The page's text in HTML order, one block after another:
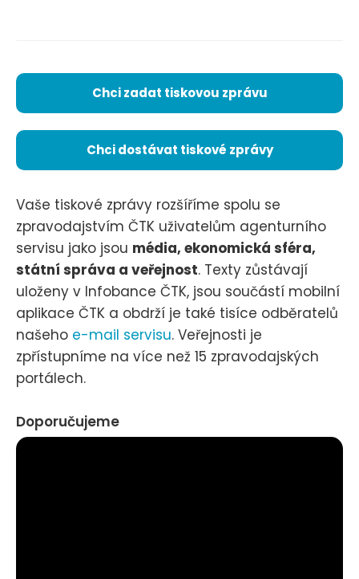
Chci zadat tiskovou zprávu
Chci dostávat tiskové zprávy
Vaše tiskové zprávy rozšíříme spolu se
zpravodajstvím ČTK uživatelům agenturního
servisu jako jsou média, ekonomická sféra,
státní správa a veřejnost. Texty zůstávají
uloženy v Infobance ČTK, jsou součástí mobilní
aplikace ČTK a obdrží je také tisíce odběratelů
našeho e-mail servisu. Veřejnosti je
zpřístupníme na více než 15 zpravodajských
portálech.
Doporučujeme